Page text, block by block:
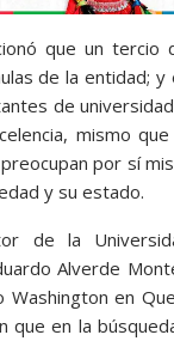
que un tercio
de la entidad;
de
mismo
por sí
y su estado.
de la
Alverde
Washington en
que en la